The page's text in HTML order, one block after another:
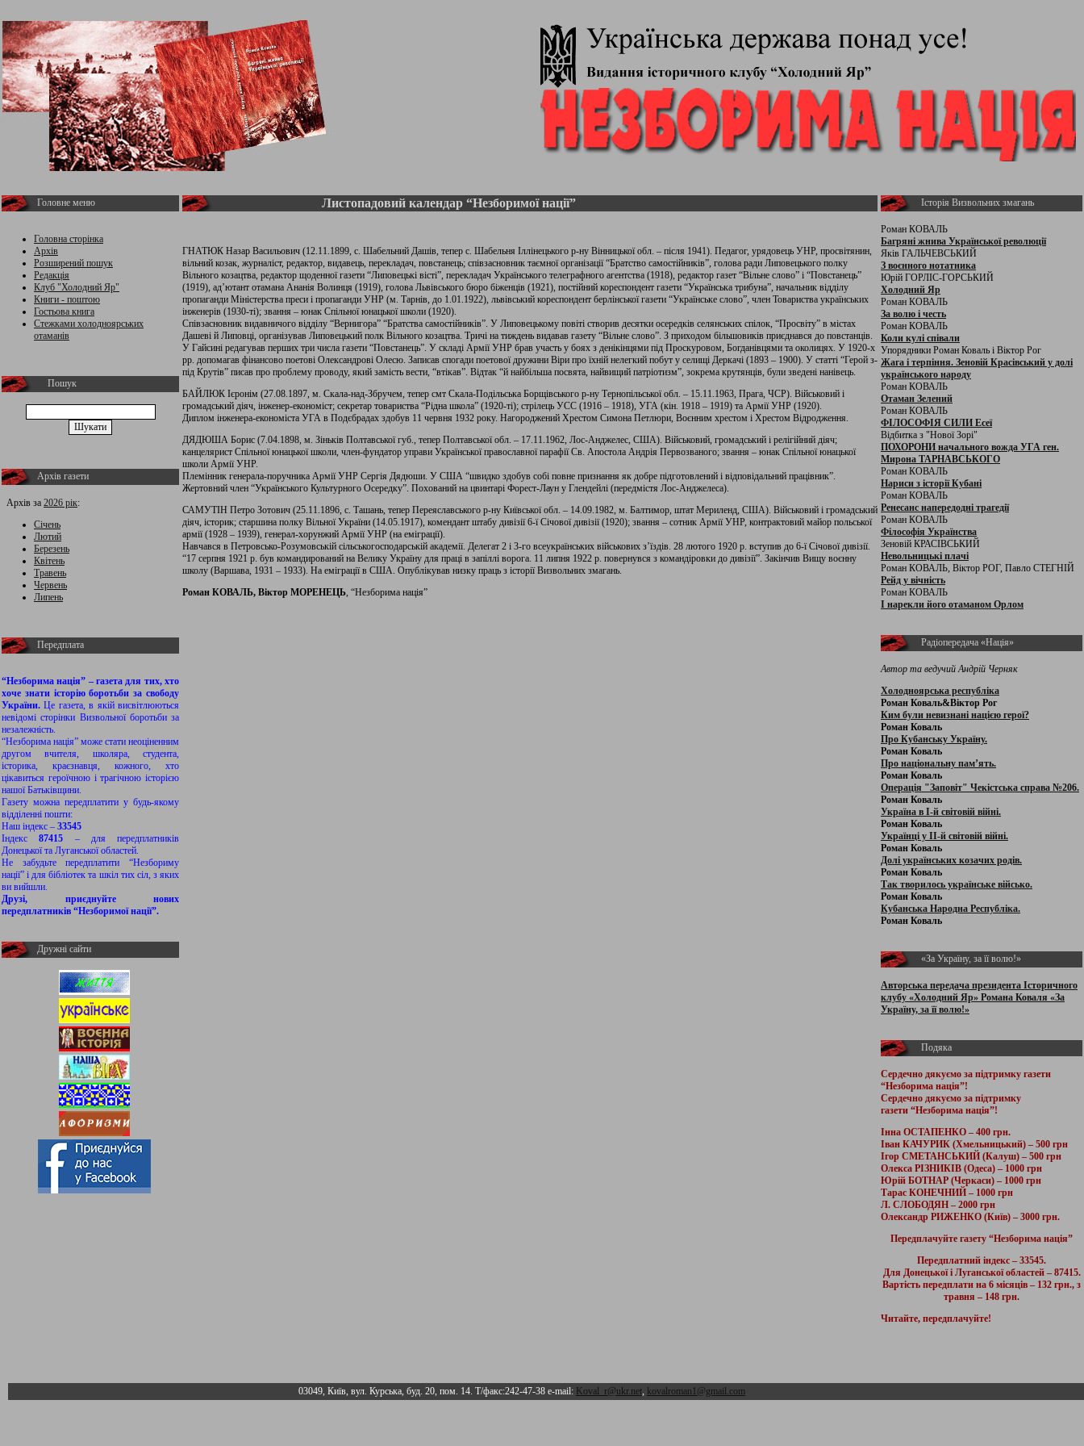
Головне меню
Головна сторінка
Архів
Розширений пошук
Редакція
Клуб "Холодний Яр"
Книги - поштою
Гостьова книга
Стежками холодноярських
отаманів
Пошук
Архів газети
Архів за 2026 рік:
Січень
Лютий
Березень
Квітень
Травень
Червень
Липень
Передплата
“Незборима нація” – газета для тих, хто
хоче знати історію боротьби за свободу
України.Це газета, в якій висвітлюються
невідомі сторінки Визвольної боротьби за
незалежність.
“Незборима нація” може стати неоціненним
другом вчителя, школяра, студента,
історика, краєзнавця, кожного, хто
цікавиться героїчною і трагічною історією
нашої Батьківщини.
Газету можна передплатити у будь-якому
відділенні пошти:
Наш індекс – 33545
Індекс87415 – для передплатників
Донецької та Луганської областей.
Не забудьте передплатити “Незбориму
нації” і для бібліотек та шкіл тих сіл, з яких
ви вийшли.
Друзі, приєднуйте нових
передплатників “Незборимої нації”.
Дружні сайти
Листопадовий календар “Незборимої нації”
ГНАТЮК Назар Васильович (12.11.1899, с. Шабельний Дашів, тепер с. Шабельня Іллінецького р-ну Вінницької обл. – після 1941). Педагог, урядовець УНР, просвітянин,
вільний козак, журналіст, редактор, видавець, перекладач, повстанець; співзасновник таємної організації “Братство самостійників”, голова ради Липовецького полку
Вільного козацтва, редактор щоденної газети “Липовецькі вісті”, перекладач Українського телеграфного агентства (1918), редактор газет “Вільне слово” і “Повстанець”
(1919), ад’ютант отамана Ананія Волинця (1919), голова Львівського бюро біженців (1921), постійний кореспондент газети “Українська трибуна”, начальник відділу
пропаганди Міністерства преси і пропаганди УНР (м. Тарнів, до 1.01.1922), львівський кореспондент берлінської газети “Українське слово”, член Товариства українських
інженерів (1930-ті); звання – юнак Спільної юнацької школи (1920).
Співзасновник видавничого відділу “Вернигора” “Братства самостійників”. У Липовецькому повіті створив десятки осередків селянських спілок, “Просвіту” в містах
Дашеві й Липовці, організував Липовецький полк Вільного козацтва. Тричі на тиждень видавав газету “Вільне слово”. З приходом більшовиків приєднався до повстанців.
У Гайсині редагував перших три числа газети “Повстанець”. У складі Армії УНР брав участь у боях з денікінцями під Проскуровом, Богданівцями та околицях. У 1920-х
рр. допомагав фінансово поетові Олександрові Олесю. Записав спогади поетової дружини Віри про їхній нелегкий побут у селищі Деркачі (1893 – 1900). У статті “Герой з-
під Крутів” писав про проблему проводу, який замість вести, “втікав”. Відтак “й найбільша посвята, найвищий патріотизм”, зокрема крутянців, були зведені нанівець.
БАЙЛЮК Ієронім (27.08.1897, м. Скала-над-Збручем, тепер смт Скала-Подільська Борщівського р-ну Тернопільської обл. – 15.11.1963, Прага, ЧСР). Військовий і
громадський діяч, інженер-економіст; секретар товариства “Рідна школа” (1920-ті); стрілець УСС (1916 – 1918), УГА (кін. 1918 – 1919) та Армії УНР (1920).
Диплом інженера-економіста УГА в Подєбрадах здобув 11 червня 1932 року. Нагороджений Хрестом Симона Петлюри, Воєнним хрестом і Хрестом Відродження.
ДЯДЮША Борис (7.04.1898, м. Зіньків Полтавської губ., тепер Полтавської обл. – 17.11.1962, Лос-Анджелес, США). Військовий, громадський і релігійний діяч;
канцелярист Спільної юнацької школи, член-фундатор управи Української православної парафії Св. Апостола Андрія Первозваного; звання – ­­­­­юнак Спільної юнацької
школи Армії УНР.
Племінник генерала-поручника Армії УНР Сергія Дядюши. У США “швидко здобув собі повне признання як добре підготовлений і відповідальний працівник”.
Жертовний член “Українського Культурного Осередку”. Похований на цвинтарі Форест-Лаун у Глендейлі (передмістя Лос-Анджелеса).
САМУТІН Петро Зотович (25.11.1896, с. Ташань, тепер Переяславського р-ну Київської обл. – 14.09.1982, м. Балтимор, штат Мериленд, США). Військовий і громадський
діяч, історик; старшина полку Вільної України (14.05.1917), комендант штабу дивізії 6-ї Січової дивізії (1920); звання – сотник Армії УНР, контрактовий майор польської
армії (1928 – 1939), генерал-хорунжий Армії УНР (на еміграції).
Навчався в Петровсько-Розумовській сільськогосподарській академії. Делегат 2 і 3-го всеукраїнських військових з’їздів. 28 лютого 1920 р. вступив до 6-ї Січової дивізії.
“17 серпня 1921 р. був командирований на Велику Україну для праці в запіллі ворога. 11 липня 1922 р. повернувся з командіровки до дивізії”. Закінчив Вищу воєнну
школу (Варшава, 1931 – 1933). На еміграції в США. Опублікував низку праць з історії Визвольних змагань.
Роман КОВАЛЬ, Віктор МОРЕНЕЦЬ, “Незборима нація”
Історія Визвольних змагань
Роман КОВАЛЬ
Багряні жнива Української революції
Яків ГАЛЬЧЕВСЬКИЙ
З воєнного нотатника
Юрій ГОРЛІС-ГОРСЬКИЙ
Холодний Яр
Роман КОВАЛЬ
За волю і честь
Роман КОВАЛЬ
Коли кулі співали
Упорядники Роман Коваль і Віктор Рог
Жага і терпіння. Зеновій Красівський у долі
українського народу
Роман КОВАЛЬ
Отаман Зелений
Роман КОВАЛЬ
ФІЛОСОФІЯ СИЛИ Есеї
Відбитка з "Нової Зорі"
ПОХОРОНИ начального вожда УГА ген.
Мирона ТАРНАВСЬКОГО
Роман КОВАЛЬ
Нариси з історії Кубані
Роман КОВАЛЬ
Ренесанс напередодні трагедії
Роман КОВАЛЬ
Філософія Українства
Зеновій КРАСІВСЬКИЙ
Невольницькі плачі
Роман КОВАЛЬ, Віктор РОГ, Павло СТЕГНІЙ
Рейд у вічність
Роман КОВАЛЬ
І нарекли його отаманом Орлом
Радіопередача «Нація»
Автор та ведучий Андрій Черняк
Холодноярська республіка
Роман Коваль&Віктор Рог
Ким були невизнані нацією герої?
Роман Коваль
Про Кубанську Україну.
Роман Коваль
Про національну пам’ять.
Роман Коваль
Операція "Заповіт" Чекістська справа №206.
Роман Коваль
Україна в І-й світовій війні.
Роман Коваль
Українці у ІІ-й світовій війні.
Роман Коваль
Долі українських козачих родів.
Роман Коваль
Так творилось українське військо.
Роман Коваль
Кубанська Народна Республіка.
Роман Коваль
«За Україну, за її волю!»
Авторська передача президента Історичного
клубу «Холодний Яр» Романа Коваля «За
Україну, за її волю!»
Подяка
Сердечно дякуємо за підтримку газети
“Незборима нація”!
Сердечно дякуємо за підтримку
газети “Незборима нація”!
Інна ОСТАПЕНКО – 400 грн.
Іван КАЧУРИК (Хмельницький) – 500 грн
Ігор СМЕТАНСЬКИЙ (Калуш) – 500 грн
Олекса РІЗНИКІВ (Одеса) – 1000 грн
Юрій БОТНАР (Черкаси) – 1000 грн
Тарас КОНЕЧНИЙ – 1000 грн
Л. СЛОБОДЯН – 2000 грн
Олександр РИЖЕНКО (Київ) – 3000 грн.
Передплачуйте газету “Незборима нація”
Передплатний індекс – 33545.
Для Донецької і Луганської областей – 87415.
Вартість передплати на 6 місяців – 132 грн., з
травня – 148 грн.
Читайте, передплачуйте!
03049, Київ, вул. Курська, буд. 20, пом. 14. Т/факс:242-47-38 e-mail: Koval_r@ukr.net, kovalroman1@gmail.com